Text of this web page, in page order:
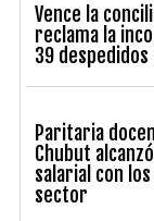
Vence la
reclama la
39
Paritaria
Chubut
salarial con
sector